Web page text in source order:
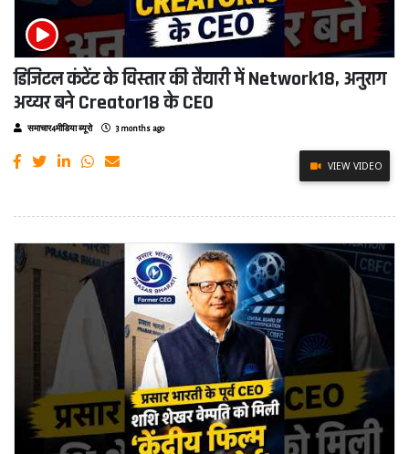
डिजिटल कंटेंट के विस्तार की तैयारी में Network18, अनुराग
अय्यर बने Creator18 के CEO
समाचार4मीडिया ब्यूरो 3 months ago
VIEW VIDEO